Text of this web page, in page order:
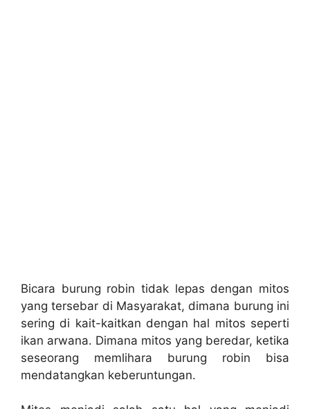
Bicara burung robin tidak lepas dengan mitos
yang tersebar di Masyarakat, dimana burung ini
sering di kait-kaitkan dengan hal mitos seperti
ikan arwana. Dimana mitos yang beredar, ketika
seseorang memlihara burung robin bisa
mendatangkan keberuntungan.